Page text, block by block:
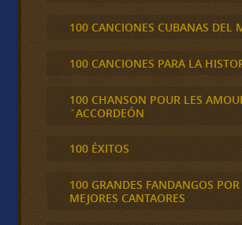
100 CANCIONES CUBANAS DEL
100 CANCIONES PARA LA
100 CHANSON POUR LES
´ACCORDEÓN
100 ÉXITOS
100 GRANDES FANDANGOS POR
MEJORES CANTAORES